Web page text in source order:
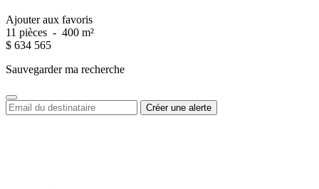
Ajouter aux favoris
11 pièces - 400 m²
$ 634 565
Sauvegarder ma recherche